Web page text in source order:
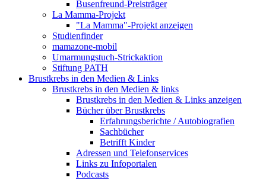
Busenfreund-Preisträger
La Mamma-Projekt
"La Mamma"-Projekt anzeigen
Studienfinder
mamazone-mobil
Umarmungstuch-Strickaktion
Stiftung PATH
Brustkrebs in den Medien & Links
Brustkrebs in den Medien & links
Brustkrebs in den Medien & Links anzeigen
Bücher über Brustkrebs
Erfahrungsberichte / Autobiografien
Sachbücher
Betrifft Kinder
Adressen und Telefonservices
Links zu Infoportalen
Podcasts